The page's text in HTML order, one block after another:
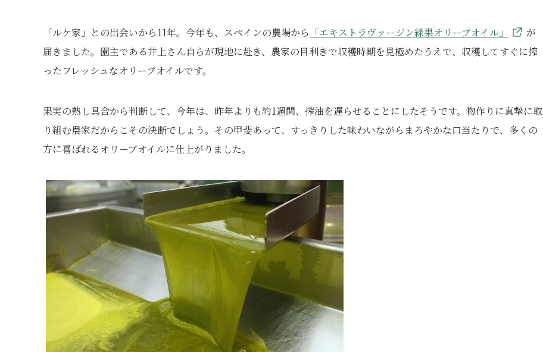
「ルケ家」との出会いから11年。今年も、スペインの農場から 「エキストラヴァージン緑果オリーブオイル」
が
届きました。園主である井上さん自らが現地に赴き、農家の目利きで収穫時期を見極めたうえで、収穫してすぐに搾
ったフレッシュなオリーブオイルです。
果実の熟し具合から判断して、今年は、昨年よりも約1週間、搾油を遅らせることにしたそうです。物作りに真摯に取
り組む農家だからこその決断でしょう。その甲斐あって、すっきりした味わいながらまろやかな口当たりで、多くの
方に喜ばれるオリーブオイルに仕上がりました。